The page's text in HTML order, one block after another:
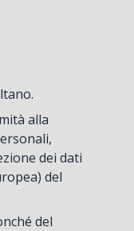
alla
dei dati
del
del